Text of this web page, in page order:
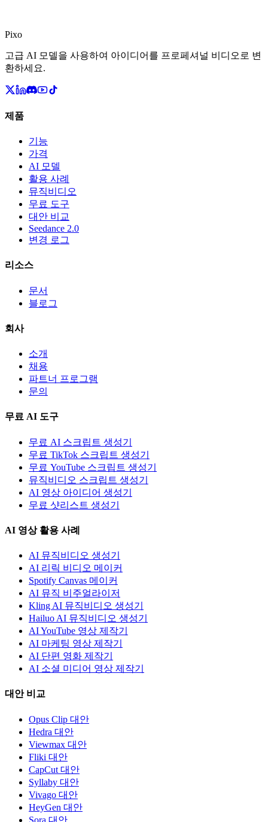
Pixo
고급 AI 모델을 사용하여 아이디어를 프로페셔널 비디오로 변
환하세요.
제품
기능
가격
AI 모델
활용 사례
뮤직비디오
무료 도구
대안 비교
Seedance 2.0
변경 로그
리소스
문서
블로그
회사
소개
채용
파트너 프로그램
문의
무료 AI 도구
무료 AI 스크립트 생성기
무료 TikTok 스크립트 생성기
무료 YouTube 스크립트 생성기
뮤직비디오 스크립트 생성기
AI 영상 아이디어 생성기
무료 샷리스트 생성기
AI 영상 활용 사례
AI 뮤직비디오 생성기
AI 리릭 비디오 메이커
Spotify Canvas 메이커
AI 뮤직 비주얼라이저
Kling AI 뮤직비디오 생성기
Hailuo AI 뮤직비디오 생성기
AI YouTube 영상 제작기
AI 마케팅 영상 제작기
AI 단편 영화 제작기
AI 소셜 미디어 영상 제작기
대안 비교
Opus Clip 대안
Hedra 대안
Viewmax 대안
Fliki 대안
CapCut 대안
Syllaby 대안
Vivago 대안
HeyGen 대안
Sora 대안